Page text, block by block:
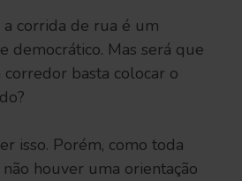
corrida de rua é um
democrático. Mas será que
basta colocar o
isso. Porém, como toda
houver uma orientação